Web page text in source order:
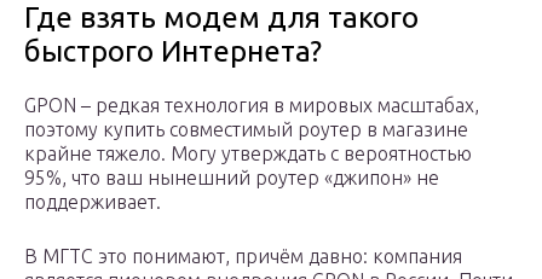
Где взять модем для такого
быстрого Интернета?
GPON – редкая технология в мировых масштабах,
поэтому купить совместимый роутер в магазине
крайне тяжело. Могу утверждать с вероятностью
95%, что ваш нынешний роутер «джипон» не
поддерживает.
В МГТС это понимают, причём давно: компания